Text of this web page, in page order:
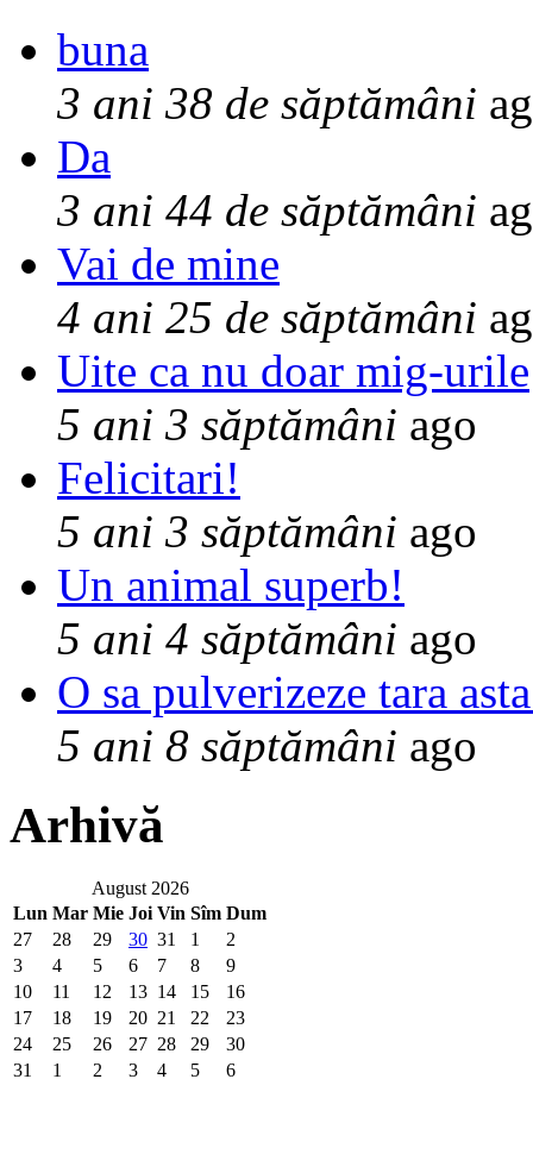
buna
3 ani 38 de săptămâni
Da
3 ani 44 de săptămâni
Vai de mine
4 ani 25 de săptămâni
Uite ca nu doar mig-urile
5 ani 3 săptămâni ago
Felicitari!
5 ani 3 săptămâni ago
Un animal superb!
5 ani 4 săptămâni ago
O sa pulverizeze tara
5 ani 8 săptămâni ago
Arhivă
August 2026
Lun Mar Mie Joi Vin Sîm Dum
27
28 29 30 31 1
2
3
4 5 6 7 8
9
10
11 12 13 14 15
16
17
18 19 20 21 22
23
24
25 26 27 28 29
30
31
1 2 3 4 5 6